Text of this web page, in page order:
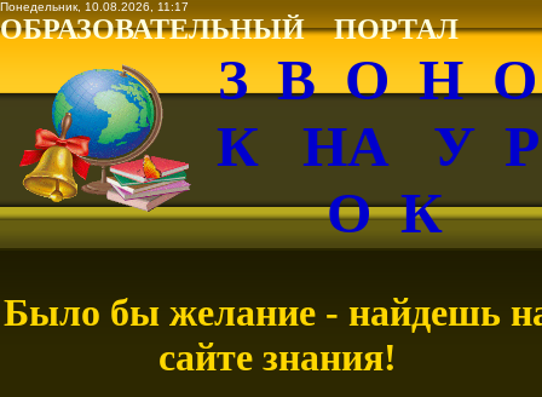
Понедельник, 10.08.2026, 11:17
ОБРАЗОВАТЕЛЬНЫЙ ПОРТАЛ
З В О Н
К НА У
О К
Было бы желание - найдешь
сайте знания!